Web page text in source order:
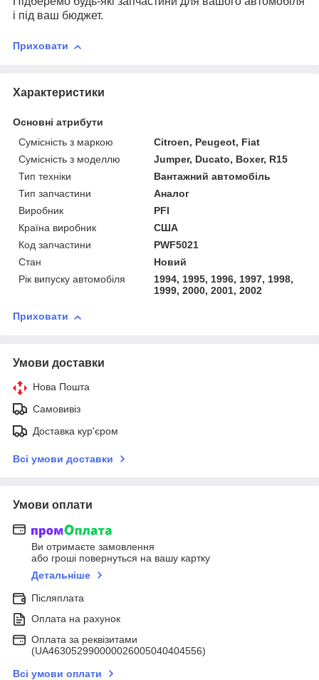
і під ваш бюджет.
Приховати
Характеристики
Основні атрибути
Сумісність з маркою
Citroen, Peugeot, Fiat
Сумісність з моделлю
Jumper, Ducato, Boxer, R15
Тип техніки
Вантажний автомобіль
Тип запчастини
Аналог
Виробник
PFI
Країна виробник
США
Код запчастини
PWF5021
Стан
Новий
Рік випуску автомобіля
1994, 1995, 1996, 1997, 1998,
1999, 2000, 2001, 2002
Приховати
Умови доставки
Нова Пошта
Самовивіз
Доставка кур'єром
Всі умови доставки
Умови оплати
Ви отримаєте замовлення
або гроші повернуться на вашу картку
Детальніше
Післяплата
Оплата на рахунок
Оплата за реквізитами
(UA463052990000026005040404556)
Всі умови оплати